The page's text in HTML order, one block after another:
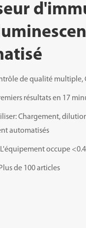
de qualité multiple,
résultats en 17
Chargement,
automatisés
occupe
de 100 articles